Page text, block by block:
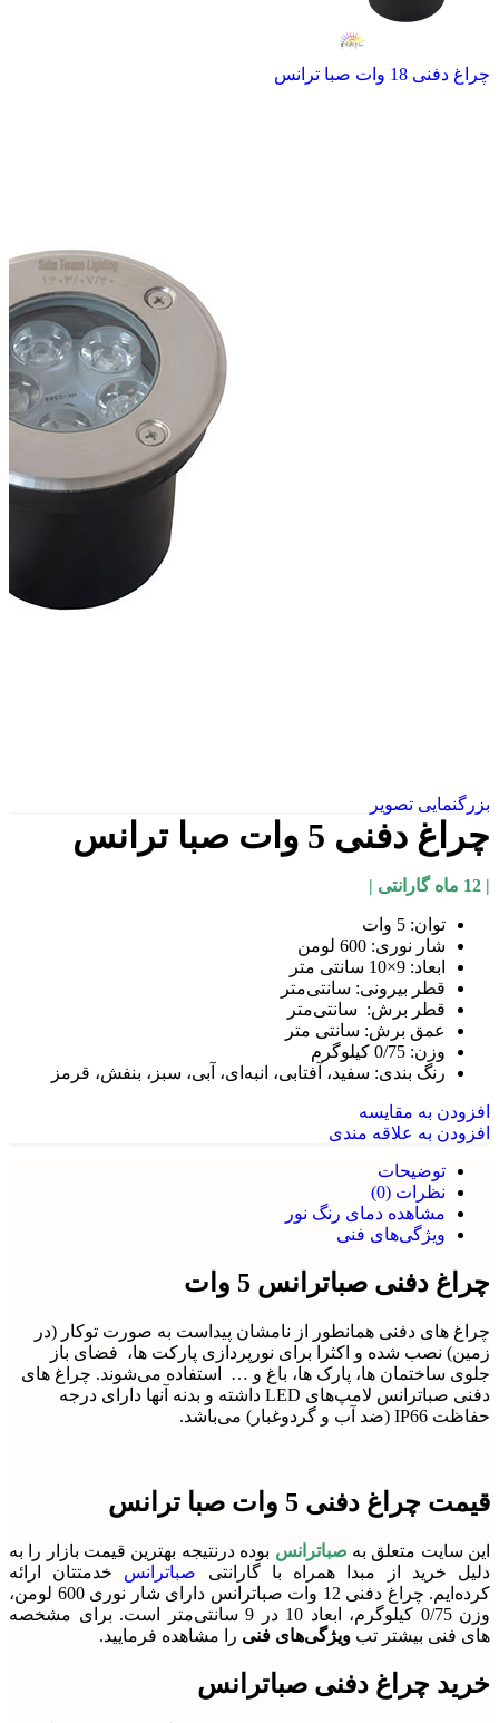
چراغ دفنی 18 وات صبا ترانس
بزرگنمایی تصویر
چراغ دفنی 5 وات صبا ترانس
| 12 ماه گارانتی |
توان: 5 وات
شار نوری: 600 لومن
ابعاد: 9×10 سانتی متر
قطر بیرونی: سانتی‌متر
قطر برش: سانتی‌متر
عمق برش: سانتی متر
وزن: 0/75 کیلوگرم
رنگ بندی: سفید، آفتابی، انبه‌ای، آبی، سبز، بنفش، قرمز
افزودن به مقایسه
افزودن به علاقه مندی
توضیحات
نظرات (0)
مشاهده دمای رنگ نور
ویژگی‌های فنی
چراغ دفنی صباترانس 5 وات
چراغ های دفنی همانطور از نامشان پیداست به صورت توکار (در
زمین) نصب شده و اکثرا برای نورپردازی پارکت ها، فضای باز
جلوی ساختمان ها، پارک ها، باغ و … استفاده می‌شوند. چراغ های
دفنی صباترانس لامپ‌های LED داشته و بدنه آنها دارای درجه
حفاظت IP66 (ضد آب و گردوغبار) می‌باشد.
قیمت چراغ دفنی 5 وات صبا ترانس
این سایت متعلق به صباترانس بوده درنتیجه بهترین قیمت بازار را به
دلیل خرید از مبدا همراه با گارانتی صباترانس خدمتتان ارائه
کرده‌ایم. چراغ دفنی 12 وات صباترانس دارای شار نوری 600 لومن،
وزن 0/75 کیلوگرم، ابعاد 10 در 9 سانتی‌متر است. برای مشخصه
های فنی بیشتر تب ویژگی‌های فنی را مشاهده فرمایید.
خرید چراغ دفنی صباترانس